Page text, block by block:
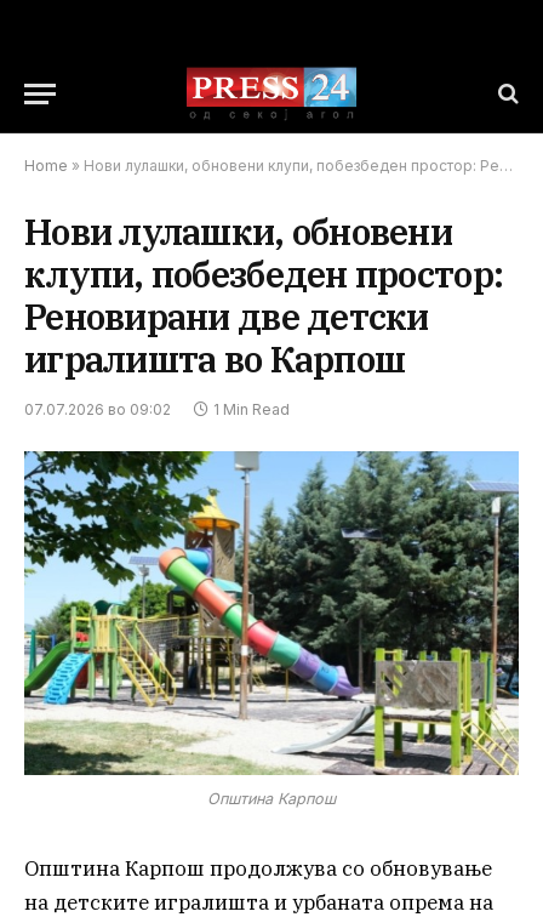
Home » Нови лулашки, обновени клупи, побезбеден простор: Реновирани две детски игралишта во Карпош
Нови лулашки, обновени
клупи, побезбеден простор:
Реновирани две детски
игралишта во Карпош
07.07.2026 во 09:02 1 Min Read
Општина Карпош
Општина Карпош продолжува со обновување
на детските игралишта и урбаната опрема на